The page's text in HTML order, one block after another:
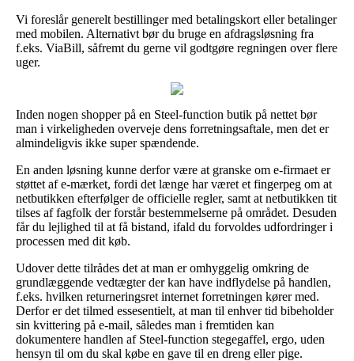
Vi foreslår generelt bestillinger med betalingskort eller betalinger
med mobilen. Alternativt bør du bruge en afdragsløsning fra
f.eks. ViaBill, såfremt du gerne vil godtgøre regningen over flere
uger.
Inden nogen shopper på en Steel-function butik på nettet bør
man i virkeligheden overveje dens forretningsaftale, men det er
almindeligvis ikke super spændende.
En anden løsning kunne derfor være at granske om e-firmaet er
støttet af e-mærket, fordi det længe har været et fingerpeg om at
netbutikken efterfølger de officielle regler, samt at netbutikken tit
tilses af fagfolk der forstår bestemmelserne på området. Desuden
får du lejlighed til at få bistand, ifald du forvoldes udfordringer i
processen med dit køb.
Udover dette tilrådes det at man er omhyggelig omkring de
grundlæggende vedtægter der kan have indflydelse på handlen,
f.eks. hvilken returneringsret internet forretningen kører med.
Derfor er det tilmed essesentielt, at man til enhver tid bibeholder
sin kvittering på e-mail, således man i fremtiden kan
dokumentere handlen af Steel-function stegegaffel, ergo, uden
hensyn til om du skal købe en gave til en dreng eller pige.